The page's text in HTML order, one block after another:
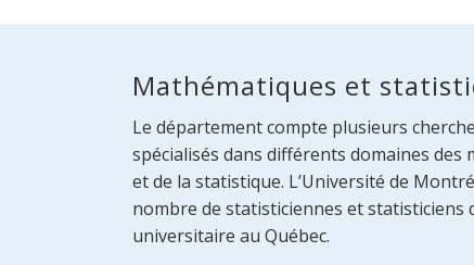
Mathématiques et
Le département compte plusieurs
spécialisés dans différents domaines des
et de la statistique. L’Université de
nombre de statisticiennes et statisticiens
universitaire au Québec.